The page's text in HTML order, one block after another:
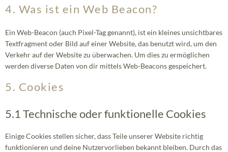
4. Was ist ein Web Beacon?
Ein Web-Beacon (auch Pixel-Tag genannt), ist ein kleines unsichtbares
Textfragment oder Bild auf einer Website, das benutzt wird, um den
Verkehr auf der Website zu überwachen. Um dies zu ermöglichen
werden diverse Daten von dir mittels Web-Beacons gespeichert.
5. Cookies
5.1 Technische oder funktionelle Cookies
Einige Cookies stellen sicher, dass Teile unserer Website richtig
funktionieren und deine Nutzervorlieben bekannt bleiben. Durch das